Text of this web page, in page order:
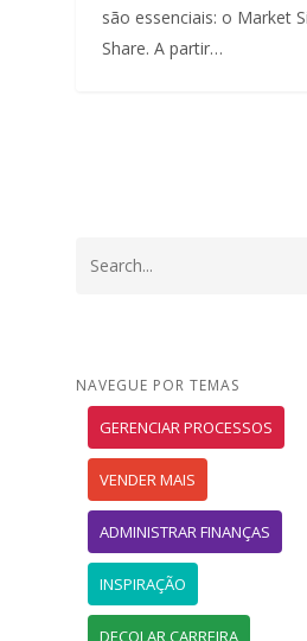
são essenciais: o Market
Share. A partir…
NAVEGUE POR TEMAS
GERENCIAR PROCESSOS
VENDER MAIS
ADMINISTRAR FINANÇAS
INSPIRAÇÃO
DECOLAR CARREIRA